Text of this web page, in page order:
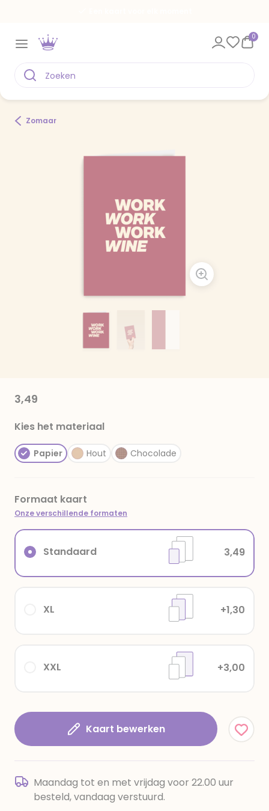
0
Zomaar
3,49
Kies het materiaal
Papier Chocolade
Hout
Formaat kaart
Onze verschillende formaten
Standaard 3,49
XL +1,30
XXL +3,00
Kaart bewerken
Maandag tot en met vrijdag voor 22.00 uur
besteld, vandaag verstuurd.